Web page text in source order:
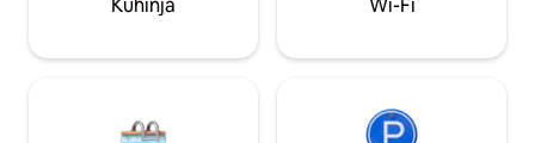
zadivljujućem izlasku i zalasku sunca.
Kuhinja Wi-Fi